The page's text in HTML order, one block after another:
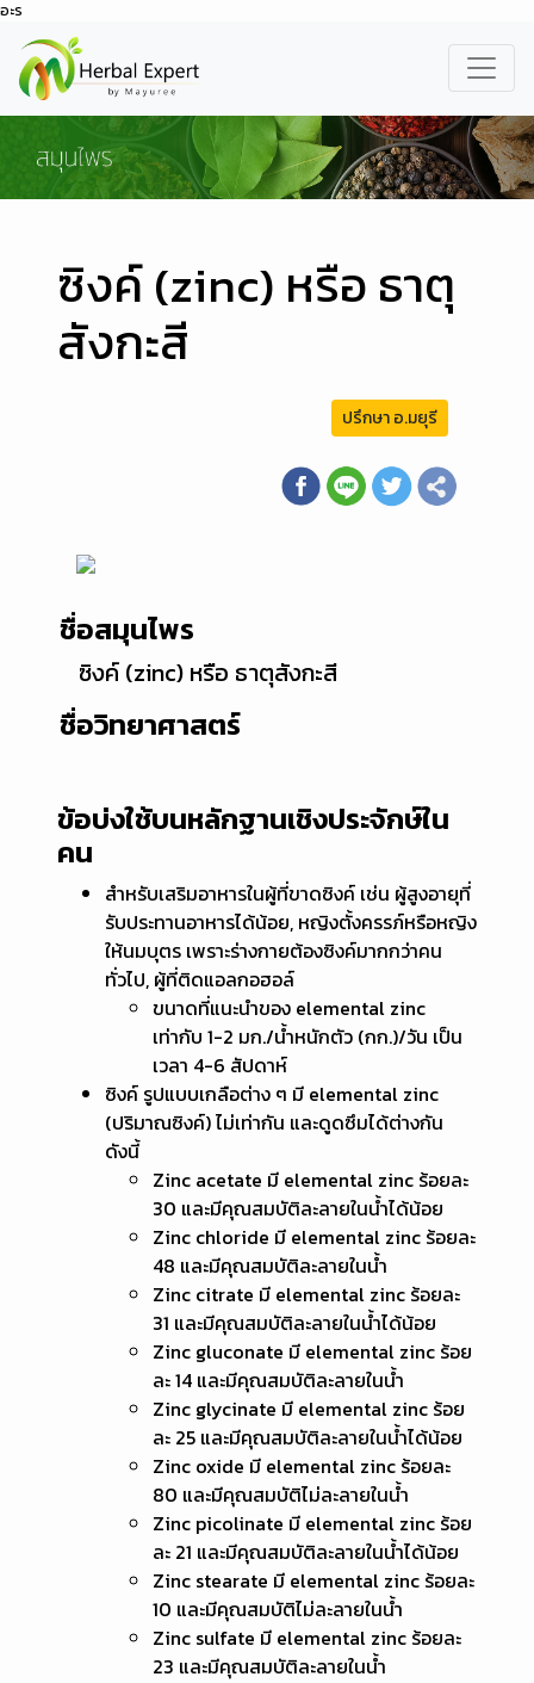
อะร
ซิงค์ (zinc) หรือ ธาตุ
สังกะสี
ปรึกษา อ.มยุรี
ชื่อสมุนไพร
ซิงค์ (zinc) หรือ ธาตุสังกะสี
ชื่อวิทยาศาสตร์
ข้อบ่งใช้บนหลักฐานเชิงประจักษ์ใน
คน
สำหรับเสริมอาหารในผู้ที่ขาดซิงค์ เช่น ผู้สูงอายุที่
รับประทานอาหารได้น้อย, หญิงตั้งครรภ์หรือหญิง
ให้นมบุตร เพราะร่างกายต้องซิงค์มากกว่าคน
ทั่วไป, ผู้ที่ติดแอลกอฮอล์
ขนาดที่แนะนำของ elemental zinc
เท่ากับ 1-2 มก./น้ำหนักตัว (กก.)/วัน เป็น
เวลา 4-6 สัปดาห์
ซิงค์ รูปแบบเกลือต่าง ๆ มี elemental zinc
(ปริมาณซิงค์) ไม่เท่ากัน และดูดซึมได้ต่างกัน
ดังนี้
Zinc acetate มี elemental zinc ร้อยละ
30 และมีคุณสมบัติละลายในน้ำได้น้อย
Zinc chloride มี elemental zinc ร้อยละ
48 และมีคุณสมบัติละลายในน้ำ
Zinc citrate มี elemental zinc ร้อยละ
31 และมีคุณสมบัติละลายในน้ำได้น้อย
Zinc gluconate มี elemental zinc ร้อย
ละ 14 และมีคุณสมบัติละลายในน้ำ
Zinc glycinate มี elemental zinc ร้อย
ละ 25 และมีคุณสมบัติละลายในน้ำได้น้อย
Zinc oxide มี elemental zinc ร้อยละ
80 และมีคุณสมบัติไม่ละลายในน้ำ
Zinc picolinate มี elemental zinc ร้อย
ละ 21 และมีคุณสมบัติละลายในน้ำได้น้อย
Zinc stearate มี elemental zinc ร้อยละ
10 และมีคุณสมบัติไม่ละลายในน้ำ
Zinc sulfate มี elemental zinc ร้อยละ
23 และมีคุณสมบัติละลายในน้ำ